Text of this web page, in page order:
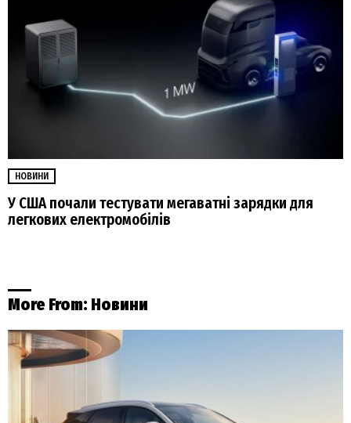
НОВИНИ
У США почали тестувати мегаватні зарядки для
легкових електромобілів
More From: Новини